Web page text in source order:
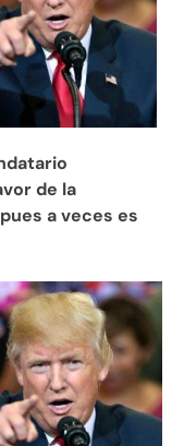
de la
a veces es